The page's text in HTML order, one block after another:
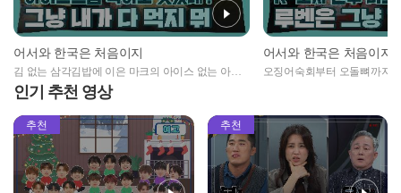
어서와 한국은 처음이지
김 없는 삼각김밥에 이은 마크의 아이스 없는 아이
스크림 먹방😲
어서와 한국은 처음이지
오징어숙회부터 오돌뼈까지
인기 추천 영상
추천 추천